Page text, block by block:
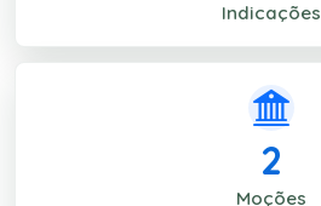
Indicações
2
Moções